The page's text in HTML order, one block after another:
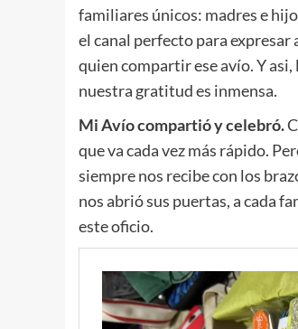
familiares únicos: madres e
el canal perfecto para
quien compartir ese avío. Y
nuestra gratitud es inmensa.
Mi Avío compartió y celebró.
que va cada vez más rápido.
siempre nos recibe con los
nos abrió sus puertas, a cada
este oficio.